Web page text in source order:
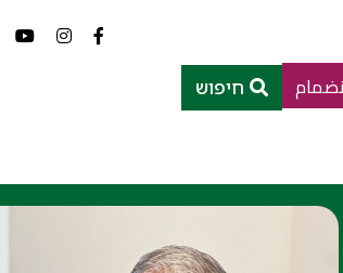
חיפוש